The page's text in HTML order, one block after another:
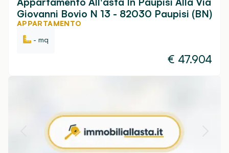
Giovanni Bovio N 13 - 82030 Paupisi (BN)
APPARTAMENTO
- mq
€ 47.904